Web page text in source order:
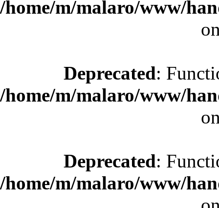
/home/m/malaro/www/
Deprecated:
/home/m/malaro/www/
Deprecated:
/home/m/malaro/www/